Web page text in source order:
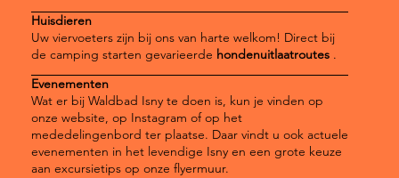
Huisdieren
Uw viervoeters zijn bij ons van harte welkom! Direct bij
de camping starten gevarieerde hondenuitlaatroutes.
Evenementen
Wat er bij Waldbad Isny te doen is, kun je vinden op
onze website, op Instagram of op het
mededelingenbord ter plaatse. Daar vindt u ook actuele
evenementen in het levendige Isny en een grote keuze
aan excursietips op onze flyermuur.